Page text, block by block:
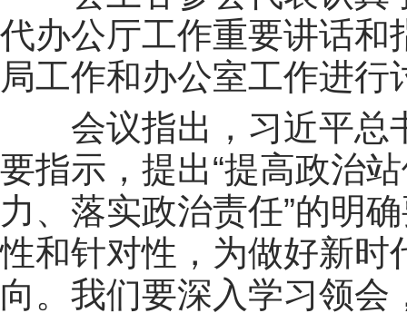
代办公厅工作重要讲话和
局工作和办公室工作进行
会议指出，习近平总
要指示，提出“提高政治
力、落实政治责任”的明
性和针对性，为做好新时
向。我们要深入学习领